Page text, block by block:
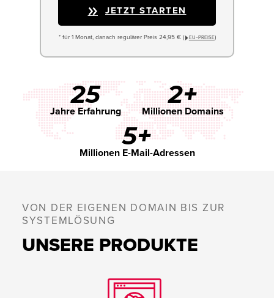
JETZT STARTEN
* für 1 Monat, danach regulärer Preis 24,95 € ( EU−PREISE)
25
Jahre Erfahrung
2+
Millionen Domains
5+
Millionen E-Mail-Adressen
VON DER EIGENEN DOMAIN BIS ZUR
SYSTEMLÖSUNG
UNSERE PRODUKTE